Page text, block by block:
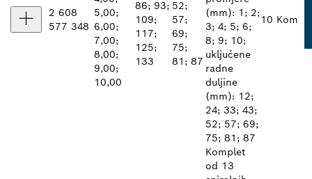
2 608
577 348
5,00;
6,00;
7,00;
8,00;
9,00;
10,00
86; 93;
109;
117;
125;
133
52;
57;
69;
75;
81; 87
(mm): 1; 2;
3; 4; 5; 6;
8; 9; 10;
uključene
radne
duljine
(mm): 12;
24; 33; 43;
52; 57; 69;
75; 81; 87
10 Kom
Komplet
od 13